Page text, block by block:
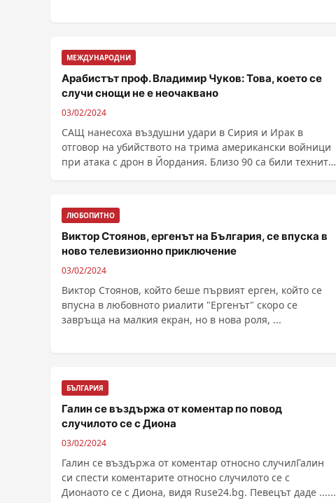
МЕЖДУНАРОДНИ
Арабистът проф. Владимир Чуков: Това, което се
случи снощи не е неочаквано
03/02/2024
САЩ нанесоха въздушни удари в Сирия и Ирак в
отговор на убийството на трима американски войници
при атака с дрон в Йордания. Близо 90 са били техните
ЛЮБОПИТНО
Виктор Стоянов, ергенът на България, се впуска в
ново телевизионно приключение
03/02/2024
Виктор Стоянов, който беше първият ерген, който се
впусна в любовното риалити "Ергенът" скоро се
завръща на малкия екран, но в нова роля, ...
БЪЛГАРИЯ
Галин се въздържа от коментар по повод
случилото се с Диона
03/02/2024
Галин се въздържа от коментар относно случилГалин
си спести коментарите относно случилото се с
Дионаото се с Диона, видя Ruse24.bg. Певецът даде ......